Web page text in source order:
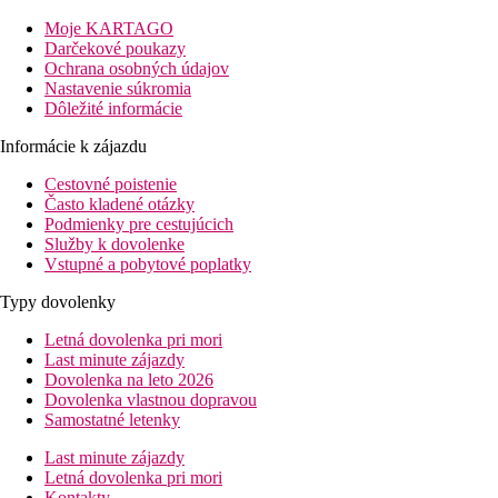
Letisko 23 km
Popis izby
Dvojlôžková izba
TV/sat.
trezor (za poplatok)
Ostatné typy izieb
Dvojlôžková izba, Balkón:
Dvojposteľová izba, Výhľad mora:
Dvojposteľová izba, Výhľad mora, Balkón:
vstupná hala s recepciou
výťah
bary
obchod so suvenírmi
Wi-Fi (zdarma)
detské ihrisko
detský bazén
terasy na slnenie s lehátkami a slnečníkmi zadarmo
Moje KARTAGO
Darčekové poukazy
Ochrana osobných údajov
Nastavenie súkromia
Dôležité informácie
Informácie k zájazdu
Cestovné poistenie
Často kladené otázky
Podmienky pre cestujúcich
Služby k dovolenke
Vstupné a pobytové poplatky
Typy dovolenky
Letná dovolenka pri mori
Last minute zájazdy
Dovolenka na leto 2026
Dovolenka vlastnou dopravou
Samostatné letenky
Last minute zájazdy
Letná dovolenka pri mori